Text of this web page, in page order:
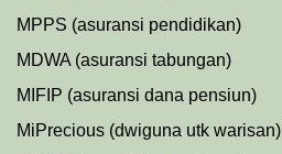
MPPS (asuransi pendidikan)
MDWA (asuransi tabungan)
MIFIP (asuransi dana pensiun)
MiPrecious (dwiguna utk warisan)